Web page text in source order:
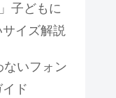
子どもに
イズ解説
ないフォン
ド